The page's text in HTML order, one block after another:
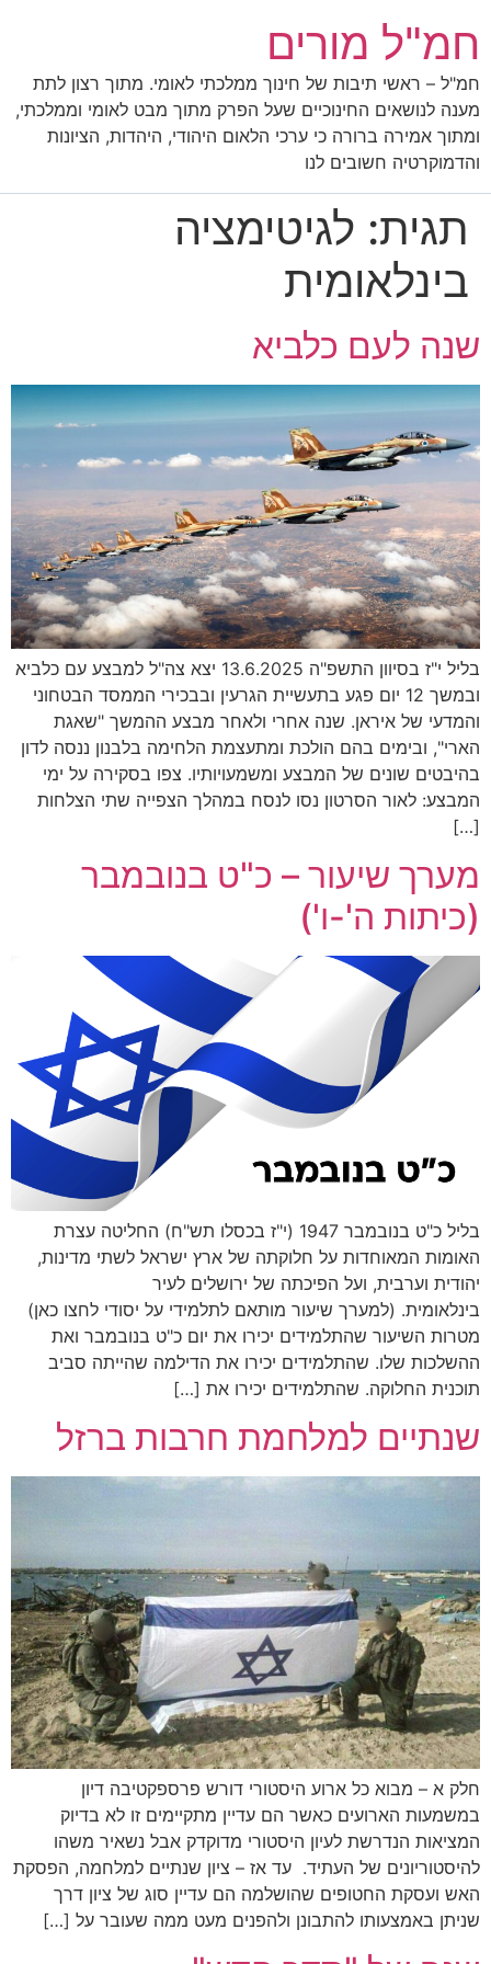
חמ"ל מורים
חמ"ל – ראשי תיבות של חינוך ממלכתי לאומי. מתוך רצון לתת
מענה לנושאים החינוכיים שעל הפרק מתוך מבט לאומי וממלכתי,
ומתוך אמירה ברורה כי ערכי הלאום היהודי, היהדות, הציונות
והדמוקרטיה חשובים לנו
תגית: לגיטימציה
בינלאומית
שנה לעם כלביא
בליל י"ז בסיוון התשפ"ה 13.6.2025 יצא צה"ל למבצע עם כלביא
ובמשך 12 יום פגע בתעשיית הגרעין ובבכירי הממסד הבטחוני
והמדעי של איראן. שנה אחרי ולאחר מבצע ההמשך "שאגת
הארי", ובימים בהם הולכת ומתעצמת הלחימה בלבנון ננסה לדון
בהיבטים שונים של המבצע ומשמעויותיו. צפו בסקירה על ימי
המבצע: לאור הסרטון נסו לנסח במהלך הצפייה שתי הצלחות
[…]
מערך שיעור – כ"ט בנובמבר
(כיתות ה'-ו')
בליל כ"ט בנובמבר 1947 (י"ז בכסלו תש"ח) החליטה עצרת
האומות המאוחדות על חלוקתה של ארץ ישראל לשתי מדינות,
יהודית וערבית, ועל הפיכתה של ירושלים לעיר
בינלאומית. (למערך שיעור מותאם לתלמידי על יסודי לחצו כאן)
מטרות השיעור שהתלמידים יכירו את יום כ"ט בנובמבר ואת
ההשלכות שלו. שהתלמידים יכירו את הדילמה שהייתה סביב
תוכנית החלוקה. שהתלמידים יכירו את […]
שנתיים למלחמת חרבות ברזל
חלק א – מבוא כל ארוע היסטורי דורש פרספקטיבה דיון
במשמעות הארועים כאשר הם עדיין מתקיימים זו לא בדיוק
המציאות הנדרשת לעיון היסטורי מדוקדק אבל נשאיר משהו
להיסטוריונים של העתיד. עד אז – ציון שנתיים למלחמה, הפסקת
האש ועסקת החטופים שהושלמה הם עדיין סוג של ציון דרך
שניתן באמצעותו להתבונן ולהפנים מעט ממה שעובר על […]